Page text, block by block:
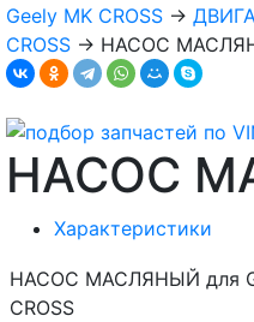
Geely MK CROSS →
CROSS → НАСОС
НАСОС
Характеристики
НАСОС МАСЛЯНЫЙ для
CROSS